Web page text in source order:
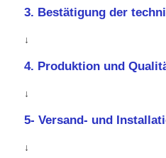
3. Bestätigung der
↓
4. Produktion und
↓
5- Versand- und
↓